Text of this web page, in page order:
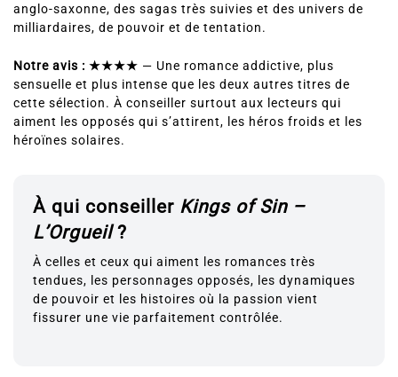
anglo-saxonne, des sagas très suivies et des univers de
milliardaires, de pouvoir et de tentation.
Notre avis : ★★★★ — Une romance addictive, plus
sensuelle et plus intense que les deux autres titres de
cette sélection. À conseiller surtout aux lecteurs qui
aiment les opposés qui s’attirent, les héros froids et les
héroïnes solaires.
À qui conseiller Kings of Sin –
L’Orgueil?
À celles et ceux qui aiment les romances très
tendues, les personnages opposés, les dynamiques
de pouvoir et les histoires où la passion vient
fissurer une vie parfaitement contrôlée.